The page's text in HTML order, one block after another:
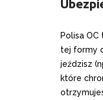
Polisa
tej formy
jeździsz
które